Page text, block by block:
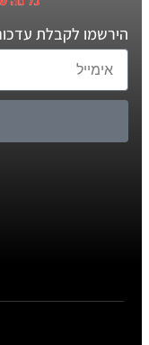
הירשמו לקבלת